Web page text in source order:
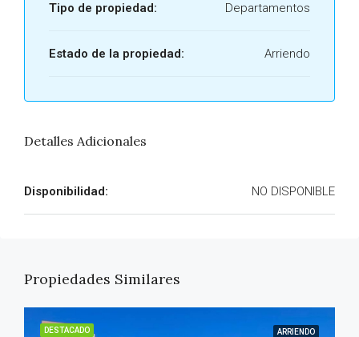
Tipo de propiedad: Departamentos
Estado de la propiedad: Arriendo
Detalles Adicionales
Disponibilidad: NO DISPONIBLE
Propiedades Similares
DESTACADO ARRIENDO